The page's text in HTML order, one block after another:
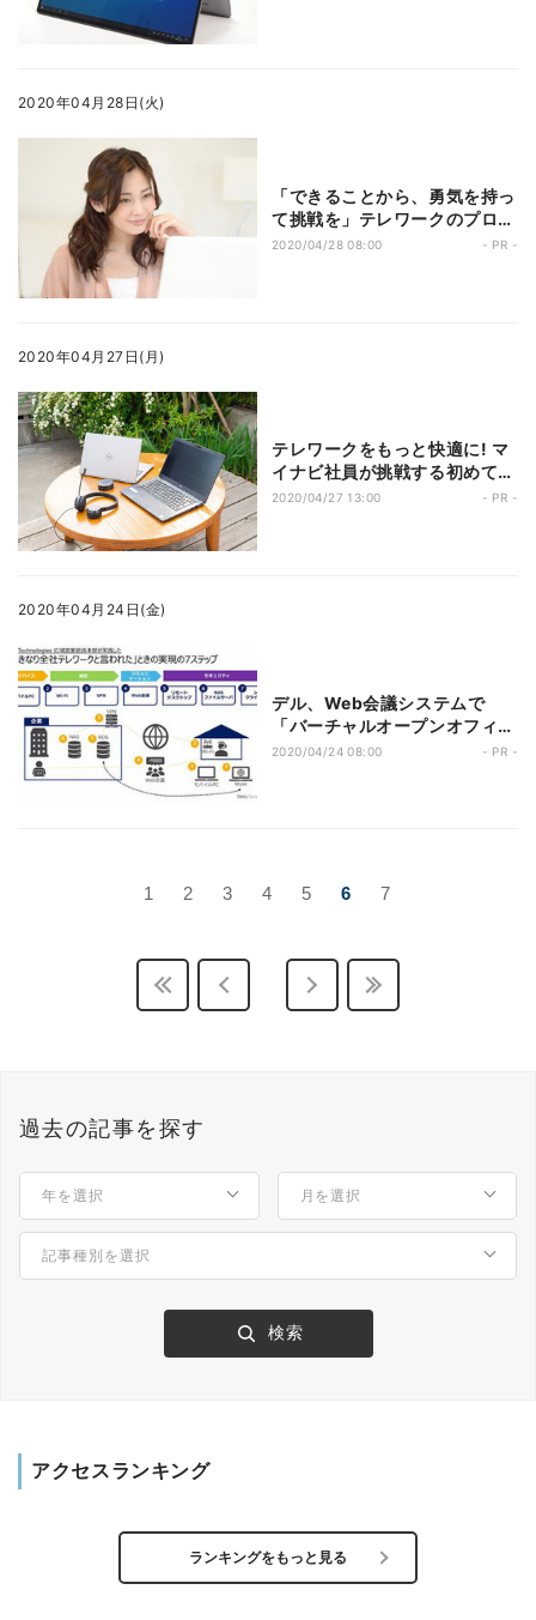
2020年04月28日(火)
「できることから、勇気を持っ
て挑戦を」テレワークのプロに
聞く！いま情シスにできること
2020/04/28 08:00 - PR -
2020年04月27日(月)
テレワークをもっと快適に! マ
イナビ社員が挑戦する初めての
在宅勤務
2020/04/27 13:00 - PR -
2020年04月24日(金)
デル、Web会議システムで
「バーチャルオープンオフィス
イベント」を開催――自社が実
2020/04/24 08:00 - PR -
1 2 3 4 5 6 7
過去の記事を探す
アクセスランキング
ランキングをもっと見る